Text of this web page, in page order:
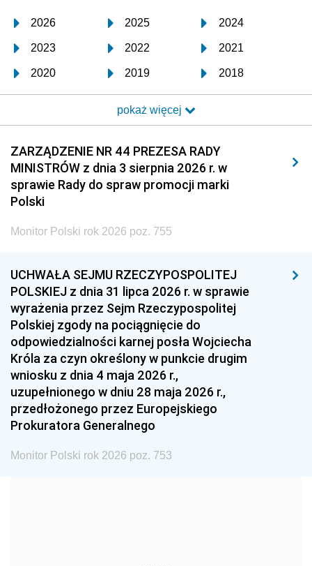
2026 2025 2024
2023 2022 2021
2020 2019 2018
2017 2016 2015
2014 2013 2012
2011 2010 2009
2008 2007 2006
2005
1996 1995 1994
1993 1992 1991
1990 1989
1987 1986 1985
1984 1983
1981 1980 1979
1978 1977
1975 1974
pokaż więcej
ZARZĄDZENIE NR 44 PREZESA RADY
MINISTRÓW z dnia 3 sierpnia 2026 r. w
sprawie Rady do spraw promocji marki
Polski
Monitor Polski rok 2026 poz. 755
UCHWAŁA SEJMU RZECZYPOSPOLITEJ
POLSKIEJ z dnia 31 lipca 2026 r. w sprawie
wyrażenia przez Sejm Rzeczypospolitej
Polskiej zgody na pociągnięcie do
odpowiedzialności karnej posła Wojciecha
Króla za czyn określony w punkcie drugim
wniosku z dnia 4 maja 2026 r.,
uzupełnionego w dniu 28 maja 2026 r.,
przedłożonego przez Europejskiego
Prokuratora Generalnego
Monitor Polski rok 2026 poz. 753